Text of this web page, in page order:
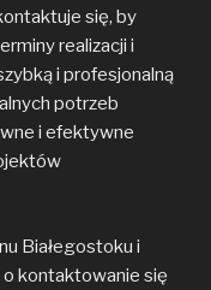
się, by
realizacji i
i profesjonalną
potrzeb
i efektywne
Białegostoku i
kontaktowanie się